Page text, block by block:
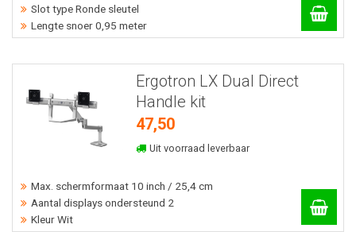
Slot type Ronde sleutel
Lengte snoer 0,95 meter
Ergotron LX Dual Direct
Handle kit
47,50
Uit voorraad leverbaar
Max. schermformaat 10 inch / 25,4 cm
Aantal displays ondersteund 2
Kleur Wit